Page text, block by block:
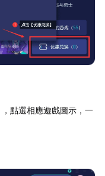
點選相應遊戲圖示，一